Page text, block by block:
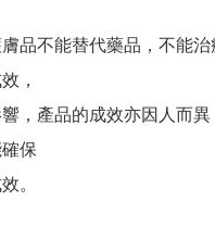
品不能替代藥品，不能治
，
，產品的成效亦因人而異
保
。